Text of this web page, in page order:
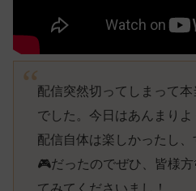
配信突然切ってしまって
でした。今日はあんまり
配信自体は楽しかったし
🎮だったのでぜひ、皆様